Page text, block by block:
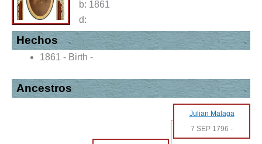
b: 1861
d:
Hechos
1861 - Birth -
Ancestros
Julian Malaga
7 SEP 1796 -